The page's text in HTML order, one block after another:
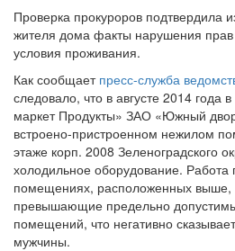
Проверка прокуроров подтвердила
жителя дома факты нарушения
условия проживания.
Как сообщает пресс-служба
следовало, что в августе 2014 года
маркет Продукты» ЗАО «Южный
встроено-пристроенном нежилом
этаже корп. 2008 Зеленоградского
холодильное оборудование. Работа
помещениях, расположенных
превышающие предельно
помещений, что негативно
мужчины.